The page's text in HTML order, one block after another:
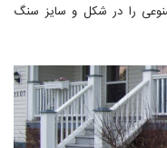
را در شکل و سایز سنگ